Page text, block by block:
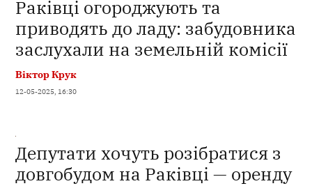
Раківці огороджують та
приводять до ладу: забудовника
заслухали на земельній комісії
Віктор Крук
12-05-2025, 16:30
Депутати хочуть розібратися з
довгобудом на Раківці — оренду